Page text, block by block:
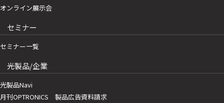
オンライン展示会
セミナー
セミナー一覧
光製品/企業
光製品Navi
月刊OPTRONICS 製品広告資料請求